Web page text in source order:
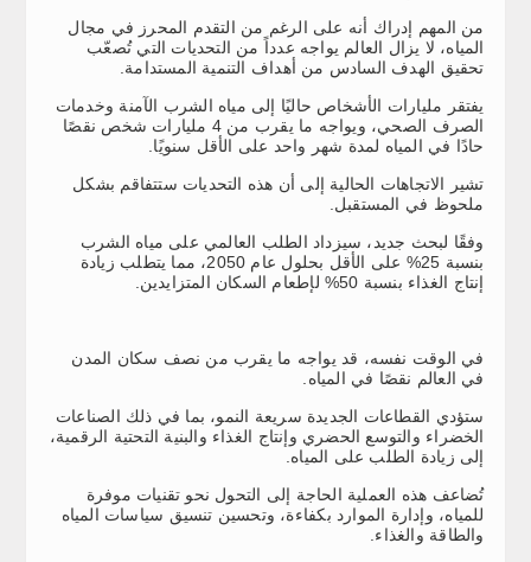
من المهم إدراك أنه على الرغم من التقدم المحرز في مجال
المياه، لا يزال العالم يواجه عدداً من التحديات التي تُصعّب
تحقيق الهدف السادس من أهداف التنمية المستدامة.
يفتقر مليارات الأشخاص حاليًا إلى مياه الشرب الآمنة وخدمات
الصرف الصحي، ويواجه ما يقرب من 4 مليارات شخص نقصًا
حادًا في المياه لمدة شهر واحد على الأقل سنويًا.
تشير الاتجاهات الحالية إلى أن هذه التحديات ستتفاقم بشكل
ملحوظ في المستقبل.
وفقًا لبحث جديد، سيزداد الطلب العالمي على مياه الشرب
بنسبة 25% على الأقل بحلول عام 2050، مما يتطلب زيادة
إنتاج الغذاء بنسبة 50% لإطعام السكان المتزايدين.
في الوقت نفسه، قد يواجه ما يقرب من نصف سكان المدن
في العالم نقصًا في المياه.
ستؤدي القطاعات الجديدة سريعة النمو، بما في ذلك الصناعات
الخضراء والتوسع الحضري وإنتاج الغذاء والبنية التحتية الرقمية،
إلى زيادة الطلب على المياه.
تُضاعف هذه العملية الحاجة إلى التحول نحو تقنيات موفرة
للمياه، وإدارة الموارد بكفاءة، وتحسين تنسيق سياسات المياه
والطاقة والغذاء.